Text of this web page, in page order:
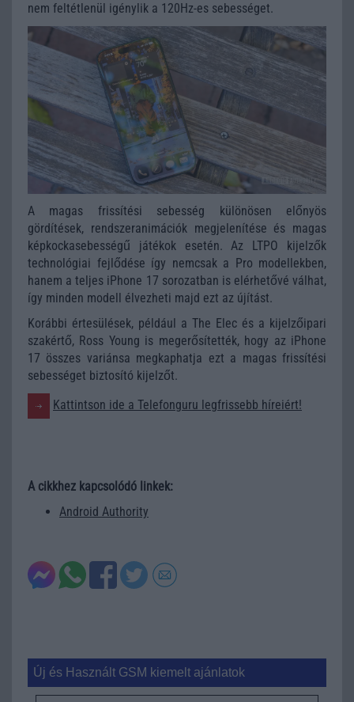
nem feltétlenül igénylik a 120Hz-es sebességet.
A magas frissítési sebesség különösen előnyös
gördítések, rendszeranimációk megjelenítése és magas
képkockasebességű játékok esetén. Az LTPO kijelzők
technológiai fejlődése így nemcsak a Pro modellekben,
hanem a teljes iPhone 17 sorozatban is elérhetővé válhat,
így minden modell élvezheti majd ezt az újítást.
Korábbi értesülések, például a The Elec és a kijelzőipari
szakértő, Ross Young is megerősítették, hogy az iPhone
17 összes variánsa megkaphatja ezt a magas frissítési
sebességet biztosító kijelzőt.
Kattintson ide a Telefonguru legfrissebb híreiért!
A cikkhez kapcsolódó linkek:
Android Authority
Új és Használt GSM kiemelt ajánlatok